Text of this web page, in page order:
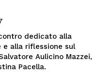
dedicato alla
e alla riflessione sul
Aulicino Mazzei,
Pacella.